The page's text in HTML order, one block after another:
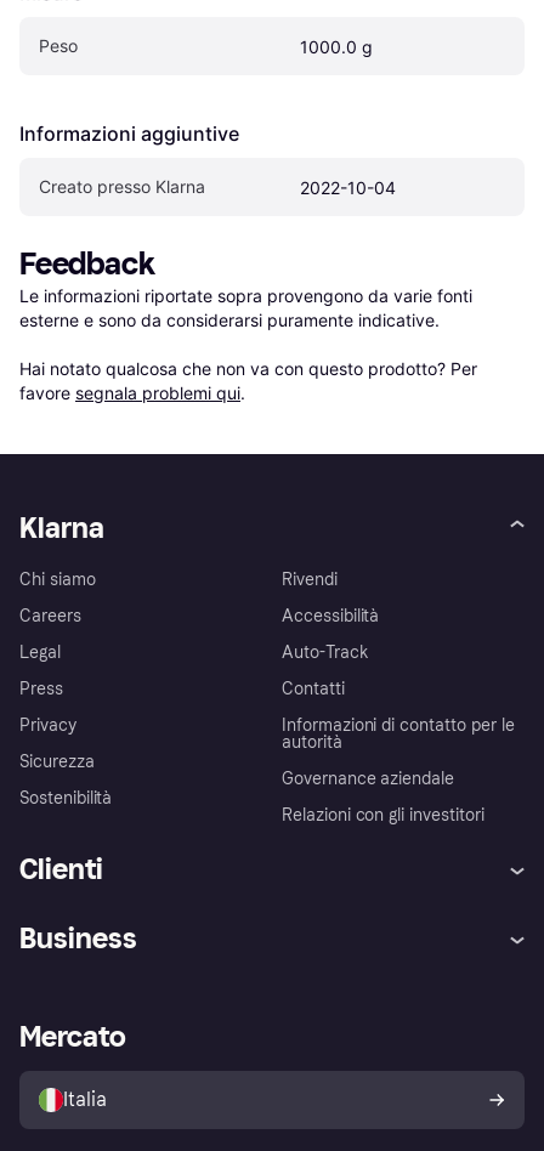
Peso 1000.0 g
Informazioni aggiuntive
Creato presso Klarna 2022-10-04
Feedback
Le informazioni riportate sopra provengono da varie fonti
esterne e sono da considerarsi puramente indicative.
Hai notato qualcosa che non va con questo prodotto? Per
favore segnala problemi qui.
Klarna
Chi siamo
Careers
Legal
Press
Privacy
Sicurezza
Sostenibilità
Rivendi
Accessibilità
Auto-Track
Contatti
Informazioni di contatto per le
autorità
Governance aziendale
Relazioni con gli investitori
Clienti
Esplora i negozi
Politica di protezione
dell'acquirente Klarna
Business
Accesso aziende
Mercato
Italia